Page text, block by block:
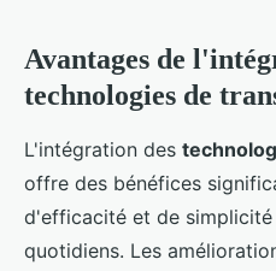
Avantages de
technologies de
L'intégration des
offre des bénéfices
d'efficacité et de
quotidiens. Les